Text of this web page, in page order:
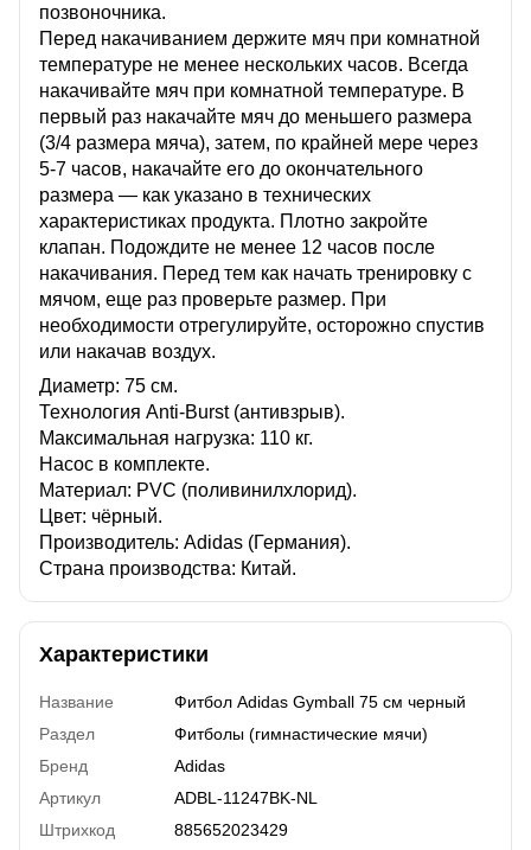
позвоночника.
Перед накачиванием держите мяч при комнатной
температуре не менее нескольких часов. Всегда
накачивайте мяч при комнатной температуре. В
первый раз накачайте мяч до меньшего размера
(3/4 размера мяча), затем, по крайней мере через
5-7 часов, накачайте его до окончательного
размера — как указано в технических
характеристиках продукта. Плотно закройте
клапан. Подождите не менее 12 часов после
накачивания. Перед тем как начать тренировку с
мячом, еще раз проверьте размер. При
необходимости отрегулируйте, осторожно спустив
или накачав воздух.
Диаметр: 75 см.
Технология Anti-Burst (антивзрыв).
Максимальная нагрузка: 110 кг.
Насос в комплекте.
Материал: PVC (поливинилхлорид).
Цвет: чёрный.
Производитель: Adidas (Германия).
Страна производства: Китай.
Характеристики
Название
Фитбол Adidas Gymball 75 см черный
Раздел
Фитболы (гимнастические мячи)
Бренд
Adidas
Артикул
ADBL-11247BK-NL
Штрихкод
885652023429